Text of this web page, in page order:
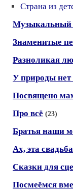
Страна из
Знаменитые
Разноликая
У природы
Посвящено
Про всё (23)
Братья наши
Ах, эта
Сказки для
Посмеёмся